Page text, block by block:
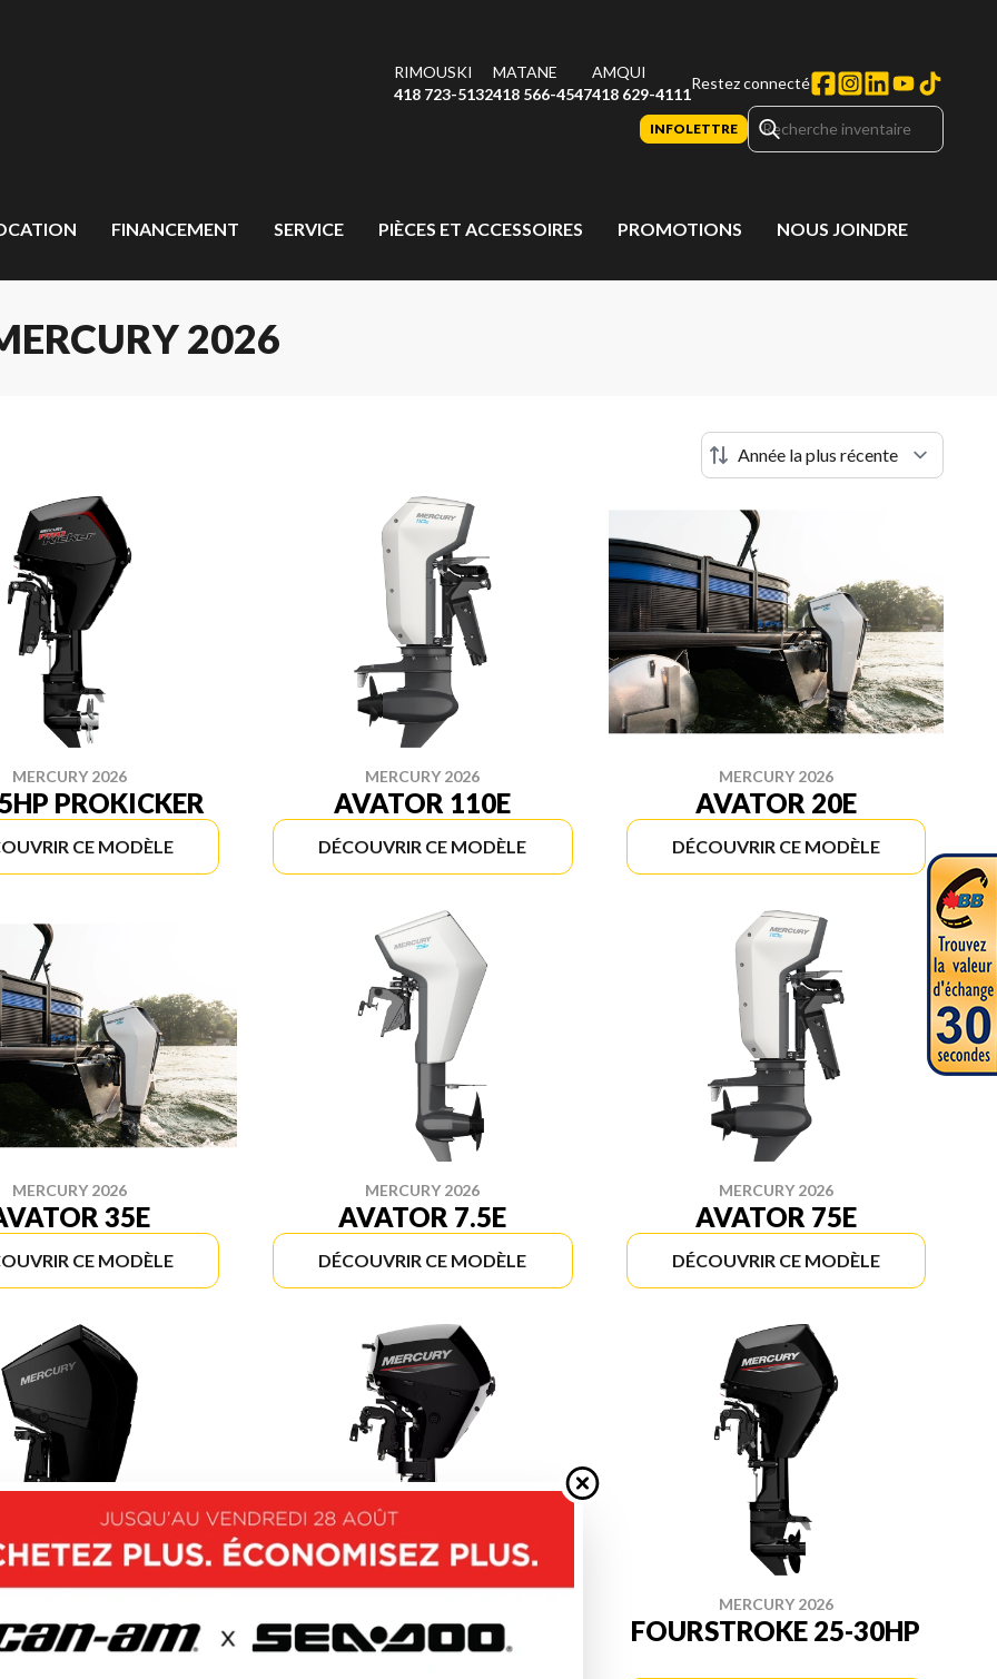
RIMOUSKI
418 723-5132
MATANE
418 566-4547
AMQUI
418 629-4111
Restez connecté
INFOLETTRE
FINANCEMENT SERVICE PIÈCES ET ACCESSOIRES PROMOTIONS NOUS JOINDRE
2026
MERCURY 2026
PROKICKER
CE MODÈLE
MERCURY 2026
AVATOR 110E
DÉCOUVRIR CE MODÈLE
MERCURY 2026
AVATOR 20E
DÉCOUVRIR CE MODÈLE
MERCURY 2026
35E
CE MODÈLE
MERCURY 2026
AVATOR 7.5E
DÉCOUVRIR CE MODÈLE
MERCURY 2026
AVATOR 75E
DÉCOUVRIR CE MODÈLE
175 -
225HP
FOURSTROKE 2.5-20HP
MERCURY 2026
FOURSTROKE 25-30HP